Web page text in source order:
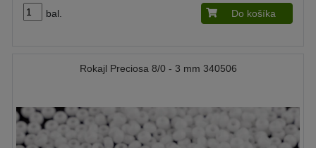
bal. Do košíka
Rokajl Preciosa 8/0 - 3 mm 340506